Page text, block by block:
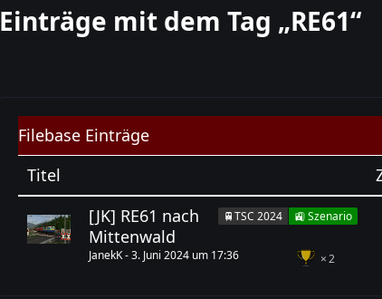
Einträge mit dem Tag „RE61“
Filebase Einträge
Titel
🚆TSC 2024 🚉 Szenario
[JK] RE61 nach
Mittenwald
2
JanekK-3. Juni 2024 um 17:36